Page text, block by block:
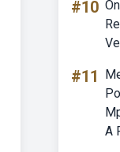
#10
#11
A